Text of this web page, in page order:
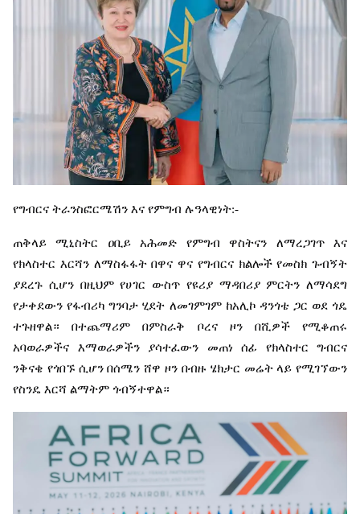
የግብርና ትራንስፎርሜሽን እና የምግብ ሉዓላዊነት:-
ጠቅላይ ሚኒስትር ዐቢይ አሕመድ የምግብ ዋስትናን ለማረጋገጥ
እና
የክላስተር እርሻን ለማስፋፋት በዋና ዋና የግብርና ክልሎች የመስክ ጉብኝት
ያደረጉ ሲሆን በዚህም የሀገር ውስጥ የዩሪያ ማዳበሪያ ምርትን ለማሳደግ
የታቀደውን የፋብሪካ ግንባታ ሂደት ለመገምገም ከአሊኮ ዳንጎቴ ጋር ወደ ጎዴ
ተጉዘዋል።
በተጨማሪም በምስራቅ ቦረና ዞን በሺዎች
የሚቆጠሩ
አባወራዎችና
እማወራዎችን ያሳተፈውን መጠነ ሰፊ የክላስተር
ግብርና
ንቅናቄ የጎበኙ ሲሆን በሰሜን ሸዋ ዞን በብዙ ሄክታር መሬት ላይ የሚገኘውን
የስንዴ እርሻ ልማትም ጎብኝተዋል።